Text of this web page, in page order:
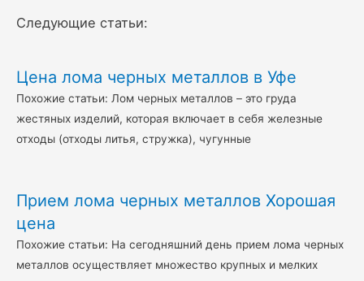
Следующие статьи:
Цена лома черных металлов в Уфе
Похожие статьи: Лом черных металлов – это груда
жестяных изделий, которая включает в себя железные
отходы (отходы литья, стружка), чугунные
Прием лома черных металлов Хорошая
цена
Похожие статьи: На сегодняшний день прием лома черных
металлов осуществляет множество крупных и мелких